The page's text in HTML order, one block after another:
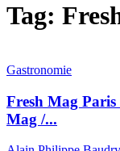
Tag:
Gastronomie
Fresh Mag Paris
Mag /...